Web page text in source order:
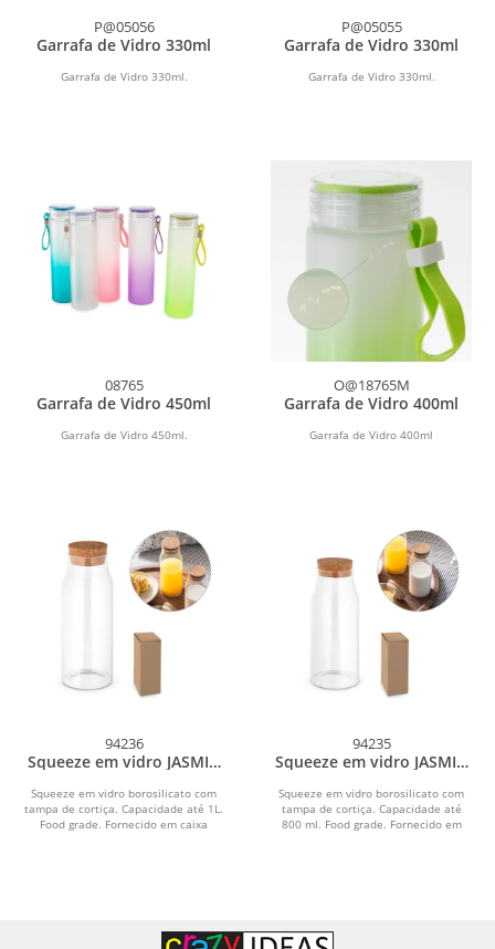
P@05056
Garrafa de Vidro 330ml
Garrafa de Vidro 330ml.
P@05055
Garrafa de Vidro 330ml
Garrafa de Vidro 330ml.
08765
Garrafa de Vidro 450ml
Garrafa de Vidro 450ml.
O@18765M
Garrafa de Vidro 400ml
Garrafa de Vidro 400ml
94236
Squeeze em vidro JASMIN
Squeeze em vidro borosilicato com
tampa de cortiça. Capacidade até 1L.
Food grade. Fornecido em caixa
94235
Squeeze em vidro JASMIN
Squeeze em vidro borosilicato com
tampa de cortiça. Capacidade até
800 ml. Food grade. Fornecido em